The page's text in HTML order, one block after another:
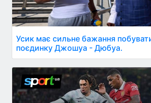
Усик має сильне бажання
поєдинку Джошуа - Дюбуа.